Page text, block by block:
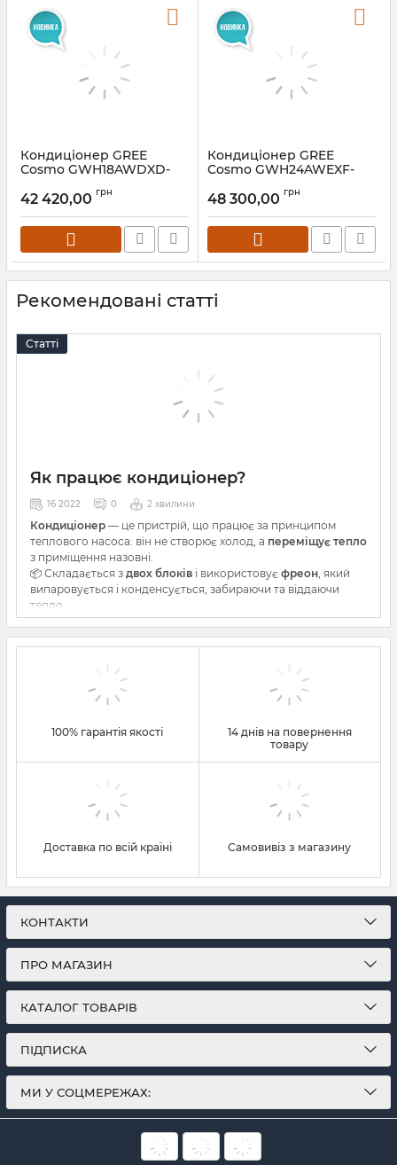
Кондиціонер GREE
Сosmo GWH18AWDXD-
42 420,00 грн
Кондиціонер GREE
Сosmo GWH24AWEXF-
48 300,00 грн
Рекомендовані статті
Статті
Як працює кондиціонер?
16 2022 0 2 хвилини
Кондиціонер — це пристрій, що працює за принципом
теплового насоса: він не створює холод, а переміщує тепло
з приміщення назовні.
📦 Складається з двох блоків і використовує фреон, який
випаровується і конденсується, забираючи та віддаючи
тепло.
🔄 Маєрежими охолодження, обігріву, осушення,
вентиляції та авто.
— економить до 40% електроенергії,
— працює тихо,
— довше служить,
📲 Керується пультом, можна запрограмувати включення.
— ключ до ефективної роботи.
100% гарантія якості
14 днів на повернення
товару
Доставка по всій країні Самовивіз з магазину
КОНТАКТИ
ПРО МАГАЗИН
КАТАЛОГ ТОВАРІВ
ПІДПИСКА
МИ У СОЦМЕРЕЖАХ: